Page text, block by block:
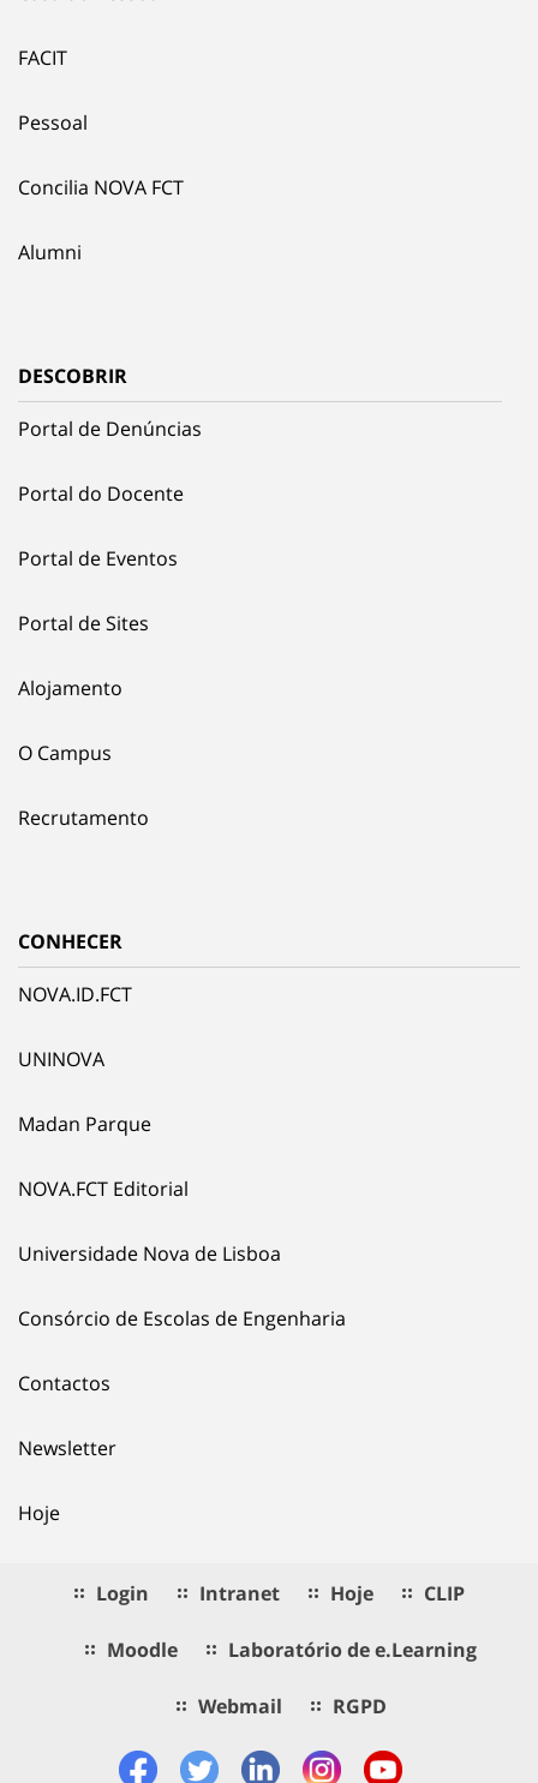
FACIT
Pessoal
Concilia NOVA FCT
Alumni
DESCOBRIR
Portal de Denúncias
Portal do Docente
Portal de Eventos
Portal de Sites
Alojamento
O Campus
Recrutamento
CONHECER
NOVA.ID.FCT
UNINOVA
Madan Parque
NOVA.FCT Editorial
Universidade Nova de Lisboa
Consórcio de Escolas de Engenharia
Contactos
Newsletter
Hoje
Login Intranet Hoje CLIP
Moodle Laboratório de e.Learning
Webmail RGPD